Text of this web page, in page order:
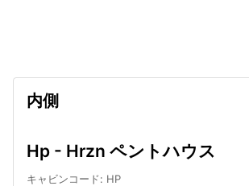
内側
Hp - Hrzn ペントハウス
キャビンコード: HP